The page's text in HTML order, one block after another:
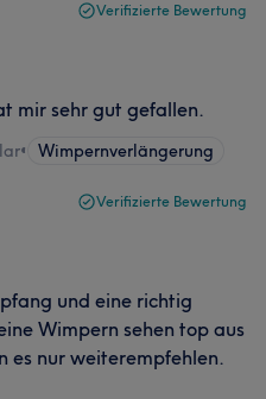
Verifizierte Bewertung
mir sehr gut gefallen.
• Wimpernverlängerung
Verifizierte Bewertung
und eine richtig
Wimpern sehen top aus
es nur weiterempfehlen.